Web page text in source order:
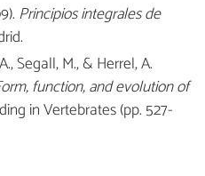
Principios integrales de
Segall, M., & Herrel, A.
function, and evolution of
in Vertebrates (pp. 527-